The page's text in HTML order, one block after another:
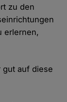
zu den
erlernen,
gut auf diese